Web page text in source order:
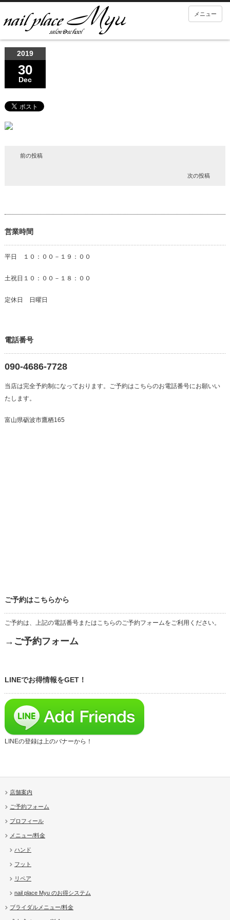
メニュー
2019
30
Dec
前の投稿
次の投稿
営業時間
平日 １０：００－１９：００
土祝日１０：００－１８：００
定休日 日曜日
電話番号
090-4686-7728
当店は完全予約制になっております。ご予約はこちらのお電話番号にお願いい
たします。
富山県砺波市鷹栖165
ご予約はこちらから
ご予約は、上記の電話番号またはこちらのご予約フォームをご利用ください。
→ご予約フォーム
LINEでお得情報をGET！
LINEの登録は上のバナーから！
店舗案内
ご予約フォーム
プロフィール
メニュー/料金
ハンド
フット
リペア
nail place Myu のお得システム
ブライダルメニュー/料金